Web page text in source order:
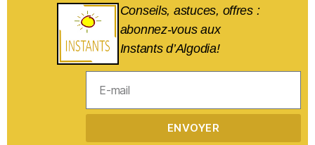
Conseils, astuces, offres :
abonnez-vous aux
Instants d’Algodia!
ENVOYER